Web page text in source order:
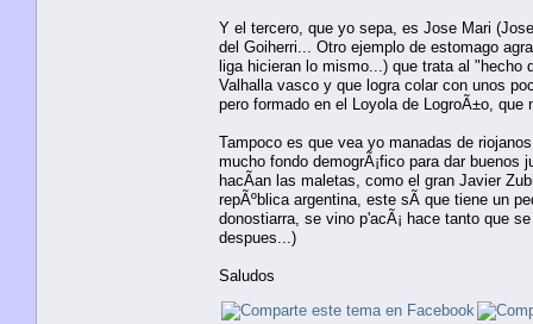
Y el tercero, que yo sepa, es Jose Mari
del Goiherri... Otro ejemplo de estomago
liga hicieran lo mismo...) que trata al "hecho
Valhalla vasco y que logra colar con unos
pero formado en el Loyola de LogroÃ±o, que
Tampoco es que vea yo manadas de
mucho fondo demogrÃ¡fico para dar
hacÃ­an las maletas, como el gran Javier
repÃºblica argentina, este sÃ­ que tiene un
donostiarra, se vino p'acÃ¡ hace tanto que
despues...)
Saludos